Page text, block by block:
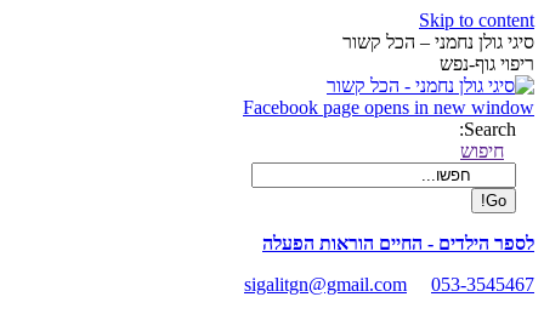
Skip to content
סיגי גולן נחמני – הכל קשור
ריפוי גוף-נפש
Facebook page opens in new window
Search:
חיפוש
לספר הילדים - החיים הוראות הפעלה
sigalitgn@gmail.com
053-3545467